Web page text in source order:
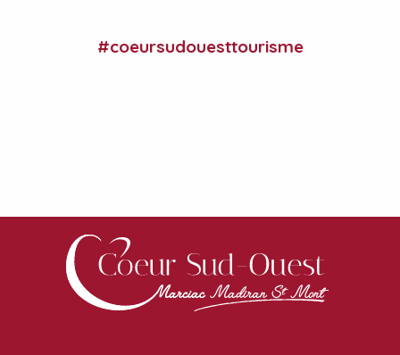
Portes ouvertes en Madiran & Pacherenc du Vic-Bilh
#coeursudouesttourisme